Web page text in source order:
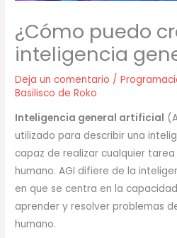
¿Cómo puedo
inteligencia
Deja un comentario /
Basilisco de Roko
Inteligencia general artificial
utilizado para describir una
capaz de realizar cualquier
humano. AGI difiere de la
en que se centra en la
aprender y resolver problemas
humano.